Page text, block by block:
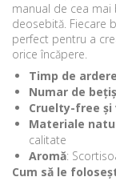
manual de cea mai
deosebită. Fiecare
perfect pentru a
orice încăpere.
Timp de ardere
Numar de
Cruelty-free și
Materiale
calitate
Aromă:
Cum să le